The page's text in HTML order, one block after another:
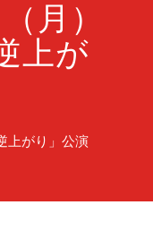
月）
上が
上がり」公演